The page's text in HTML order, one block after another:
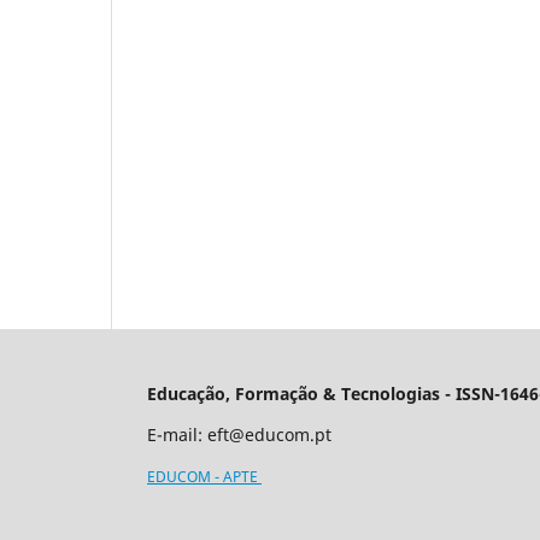
Educação, Formação & Tecnologias - ISSN-
E-mail: eft@educom.pt
EDUCOM - APTE